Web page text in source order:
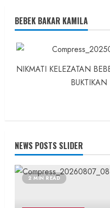
BEBEK BAKAR KAMILA
NIKMATI KELEZATAN
NEWS POSTS SLIDER
2 MIN READ